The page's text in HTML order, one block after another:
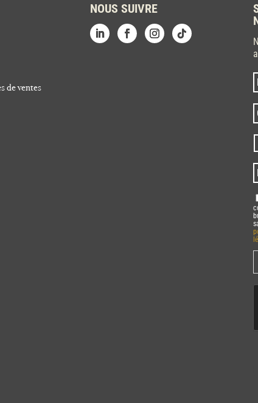
de ventes
NOUS SUIVRE
/
*
/